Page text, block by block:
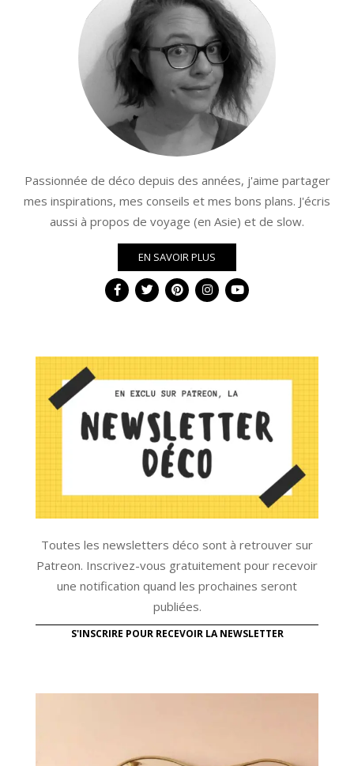
Passionnée de déco depuis des années, j'aime partager
mes inspirations, mes conseils et mes bons plans. J'écris
aussi à propos de voyage (en Asie) et de slow.
EN SAVOIR PLUS
Toutes les newsletters déco sont à retrouver sur
Patreon. Inscrivez-vous gratuitement pour recevoir
une notification quand les prochaines seront
publiées.
S'INSCRIRE POUR RECEVOIR LA NEWSLETTER